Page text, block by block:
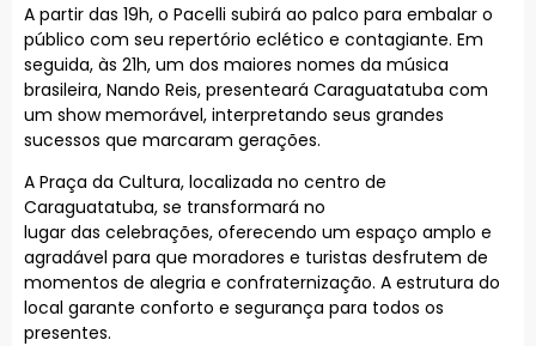
A partir das 19h, o Pacelli subirá ao palco para embalar o
público com seu repertório eclético e contagiante. Em
seguida, às 21h, um dos maiores nomes da música
brasileira, Nando Reis, presenteará Caraguatatuba com
um show memorável, interpretando seus grandes
sucessos que marcaram gerações.
A Praça da Cultura, localizada no centro de
Caraguatatuba, se transformará no
lugar das celebrações, oferecendo um espaço amplo e
agradável para que moradores e turistas desfrutem de
momentos de alegria e confraternização. A estrutura do
local garante conforto e segurança para todos os
presentes.